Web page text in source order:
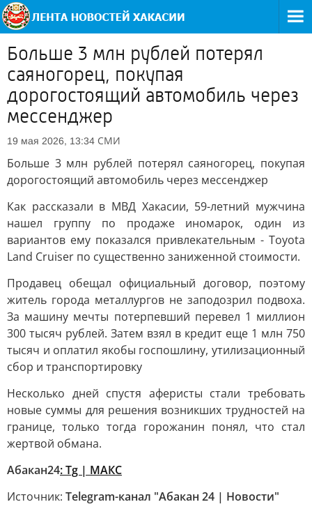
Больше 3 млн рублей потерял
саяногорец, покупая
дорогостоящий автомобиль через
мессенджер
19 мая 2026, 13:34 СМИ
Больше 3 млн рублей потерял саяногорец, покупая
дорогостоящий автомобиль через мессенджер
Как рассказали в МВД Хакасии, 59-летний мужчина
нашел группу по продаже иномарок, один из
вариантов ему показался привлекательным - Toyota
Land Cruiser по существенно заниженной стоимости.
Продавец обещал официальный договор, поэтому
житель города металлургов не заподозрил подвоха.
За машину мечты потерпевший перевел 1 миллион
300 тысяч рублей. Затем взял в кредит еще 1 млн 750
тысяч и оплатил якобы госпошлину, утилизационный
сбор и транспортировку
Несколько дней спустя аферисты стали требовать
новые суммы для решения возникших трудностей на
границе, только тогда горожанин понял, что стал
жертвой обмана.
Абакан24: Tg | MAКС
Источник: Telegram-канал "Абакан 24 | Новости"